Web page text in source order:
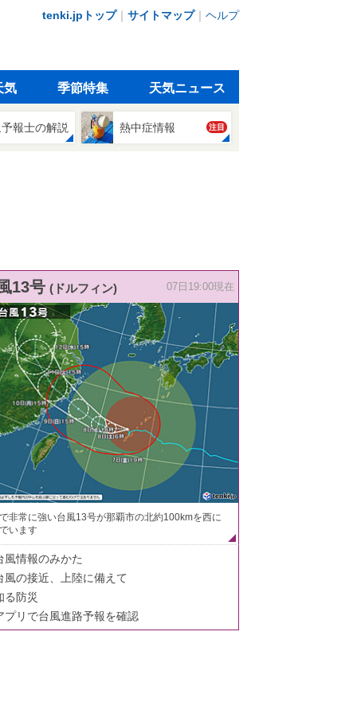
tenki.jpトップ｜ サイトマップ｜ ヘルプ
気 季節特集 天気ニュース
報士の解説 熱中症情報 注目
13号 (ドルフィン) 07日19:00現在
非常に強い台風13号が那覇市の北約100kmを西に
います
風情報のみかた
風の接近、上陸に備えて
る防災
プリで台風進路予報を確認